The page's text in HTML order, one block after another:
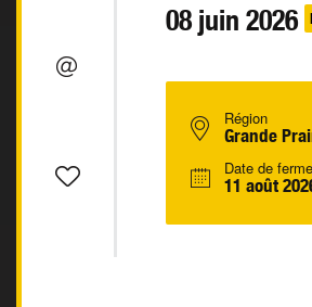
08 juin 2026
Région
Grande
Date de
11 août